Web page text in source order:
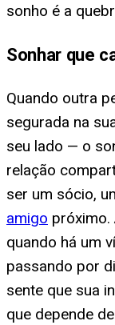
sonho é a
Sonhar que
Quando outra
segurada na
seu lado — o
relação
ser um sócio,
amigo próximo.
quando há um
passando por
sente que sua
que depende